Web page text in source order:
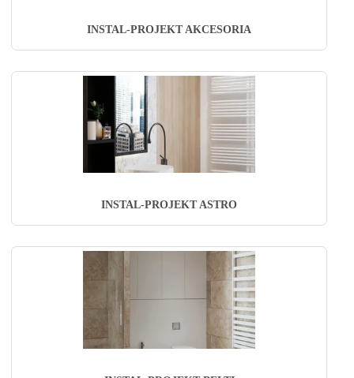
INSTAL-PROJEKT AKCESORIA
INSTAL-PROJEKT ASTRO